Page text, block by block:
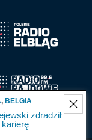
, BELGIA
zdradził